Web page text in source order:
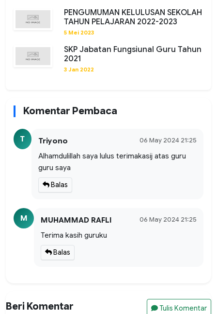
PENGUMUMAN KELULUSAN SEKOLAH
TAHUN PELAJARAN 2022-2023
5 Mei 2023
SKP Jabatan Fungsiunal Guru Tahun
2021
3 Jan 2022
Komentar Pembaca
T Triyono 06 May 2024 21:25
Alhamdulillah saya lulus terimakasij atas guru
guru saya
Balas
M MUHAMMAD RAFLI 06 May 2024 21:25
Terima kasih guruku
Balas
Beri Komentar Tulis Komentar